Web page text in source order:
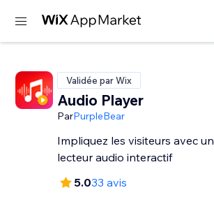
Validée par Wix
Audio Player
ParPurpleBear
Impliquez les visiteurs avec un
lecteur audio interactif
5.033 avis